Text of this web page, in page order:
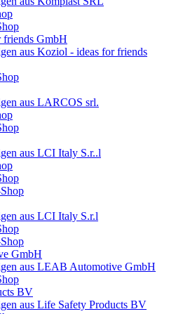
GmbH
aus Koziol - ideas for friends
aus LARCOS srl.
aus LCI Italy S.r..l
aus LCI Italy S.r.l
GmbH
aus LEAB Automotive GmbH
BV
aus Life Safety Products BV